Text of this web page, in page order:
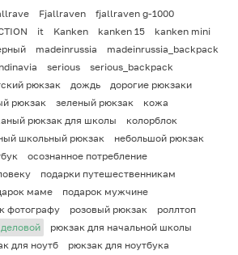
Fjallraven
fjallraven g-1000
it Kanken kanken 15
kanken mini
madeinrussia
madeinrussia_backpack
serious
serious_backpack
рюкзак дождь
дорогие рюкзаки
рюкзак зеленый рюкзак
кожа
рюкзак для школы
колорблок
школьный рюкзак
небольшой рюкзак
осознанное потребление
подарки путешественникам
маме
подарок мужчине
фотографу розовый рюкзак
роллтоп
рюкзак для начальной школы
для ноутб
рюкзак для ноутбука